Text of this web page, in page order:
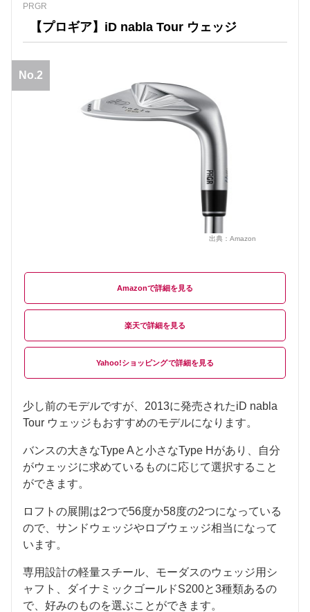
PRGR
【プロギア】iD nabla Tour ウェッジ
No.2
出典： Amazon
Amazon
楽天
Yahoo!ショッピング
少し前のモデルですが、2013に発売されたiD nabla
Tour ウェッジもおすすめのモデルになります。
バンスの大きなType Aと小さなType Hがあり、自分
がウェッジに求めているものに応じて選択すること
ができます。
ロフトの展開は2つで56度か58度の2つになっている
ので、サンドウェッジやロブウェッジ相当になって
います。
専用設計の軽量スチール、モーダスのウェッジ用シ
ャフト、ダイナミックゴールドS200と3種類あるの
で、好みのものを選ぶことができます。